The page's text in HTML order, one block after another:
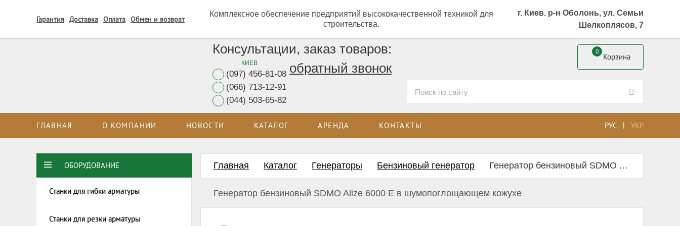
Гарантия Доставка Оплата Обмен и возврат
Комплексное обеспечение предприятий высококачественной техникой для
строительства.
г. Киев. р-н Оболонь, ул. Семьи
Шелкоплясов, 7
Консультации, заказ товаров:
КИЕВ
(097) 456-81-08
(066) 713-12-91
(044) 503-65-82
обратный звонок
0
Корзина
ГЛАВНАЯ О КОМПАНИИ НОВОСТИ КАТАЛОГ АРЕНДА КОНТАКТЫ РУС | УКР
ОБОРУДОВАНИЕ
Станки для гибки арматуры
Электромеханические станки для гибки
Станки для резки арматуры
Главная Каталог Генераторы Бензиновый генератор Генератор бензиновый SDMO Alize 6000 Е в шумопоглощающем кожухе
Генератор бензиновый SDMO Alize 6000 Е в шумопоглощающем кожухе